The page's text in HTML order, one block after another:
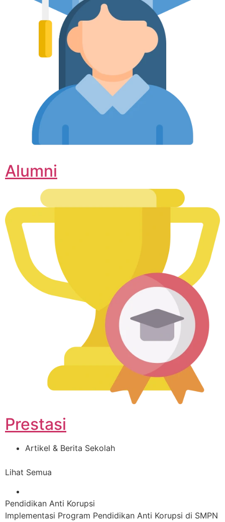
Alumni
Prestasi
Artikel & Berita Sekolah
Lihat Semua
Pendidikan Anti Korupsi
Implementasi Program Pendidikan Anti Korupsi di SMPN